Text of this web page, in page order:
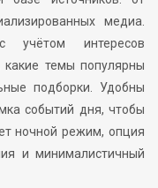
медиа.
учётом интересов
какие темы популярны
подборки. Удобны
событий дня, чтобы
ночной режим, опция
и минималистичный